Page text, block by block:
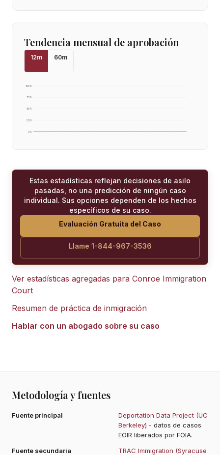
Tendencia mensual de aprobación
12m 60m
0%
25%
50%
75%
100%
Estas estadísticas reflejan decisiones de asilo
pasadas, no una predicción de ningún caso
individual. Sus opciones dependen de los hechos
específicos de su caso.
Evaluación Gratuita del Caso
Llame 1-844-967-3536
Ver estadísticas agregadas para Conroe Immigration
Court
Resumen de práctica de inmigración
Hablar con un abogado sobre su caso
Metodología y fuentes
Fuente principal
Deportation Data Project (UC
Berkeley) - datos de casos
EOIR liberados por FOIA.
Fuente secundaria
TRAC Immigration (Syracuse